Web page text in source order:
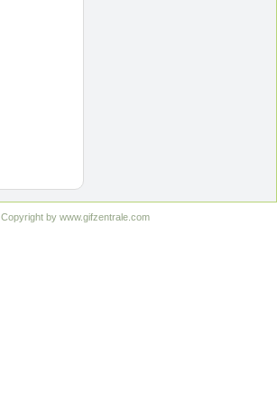
Copyright by www.gifzentrale.com